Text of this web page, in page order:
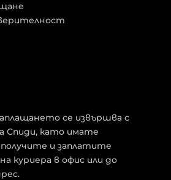
се извършва с
Спиди, като имате
и заплатите
куриера в офис или до